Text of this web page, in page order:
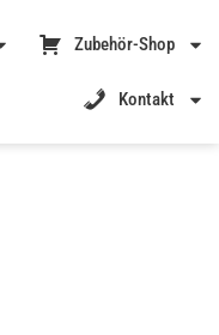
Zubehör-Shop
Kontakt